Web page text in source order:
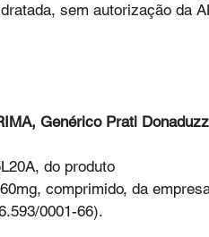
sem autorização da
Genérico Prati
do produto
comprimido, da
0001-66).